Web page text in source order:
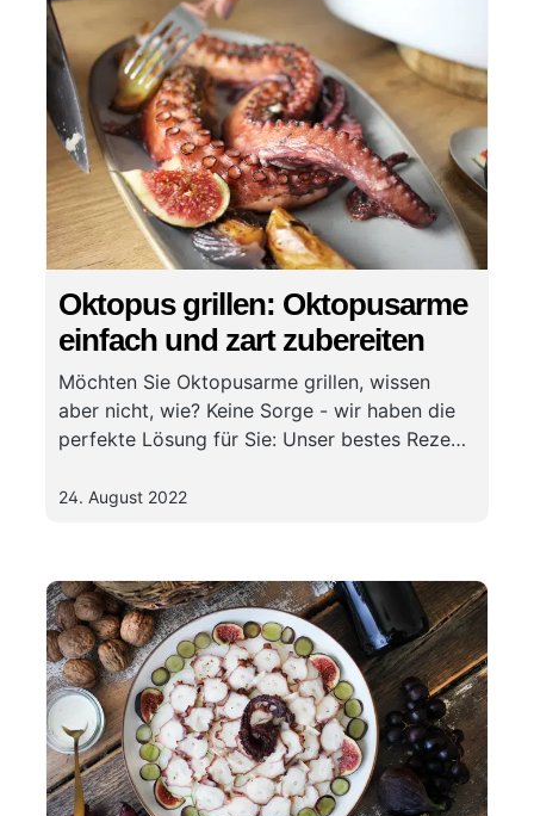
Oktopus grillen: Oktopusarme
einfach und zart zubereiten
Möchten Sie Oktopusarme grillen, wissen
aber nicht, wie? Keine Sorge - wir haben die
perfekte Lösung für Sie: Unser bestes Rezept
Personen; Vorbereitungszeit ca. 2Stunden.
24. August 2022